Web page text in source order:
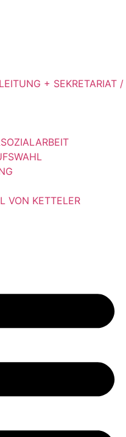
+ SEKRETARIAT /
VON KETTELER